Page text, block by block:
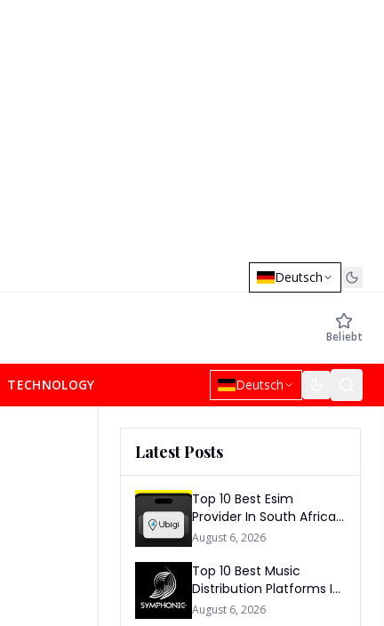
Deutsch
Beliebt
TECHNOLOGY Deutsch
Latest Posts
Top 10 Best Esim
Provider In South Africa
2026
August 6, 2026
Top 10 Best Music
Distribution Platforms In
The World 2026
August 6, 2026